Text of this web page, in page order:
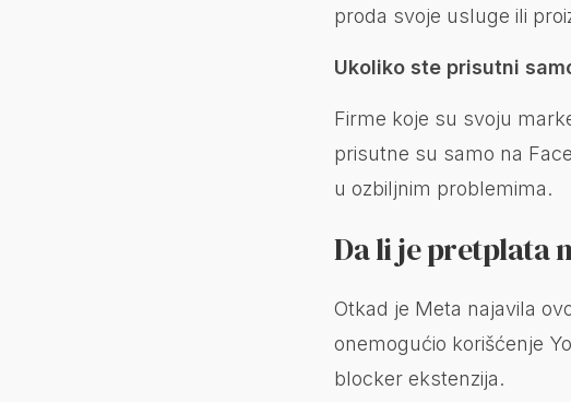
proda svoje usluge ili
Ukoliko ste prisutni
Firme koje su svoju
prisutne su samo na
u ozbiljnim problemima.
Da li je pretplata
Otkad je Meta najavila
onemogućio korišćenje
blocker ekstenzija.